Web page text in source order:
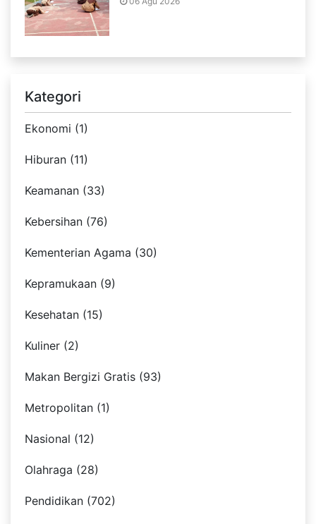
Kategori
Ekonomi (1)
Hiburan (11)
Keamanan (33)
Kebersihan (76)
Kementerian Agama (30)
Kepramukaan (9)
Kesehatan (15)
Kuliner (2)
Makan Bergizi Gratis (93)
Metropolitan (1)
Nasional (12)
Olahraga (28)
Pendidikan (702)